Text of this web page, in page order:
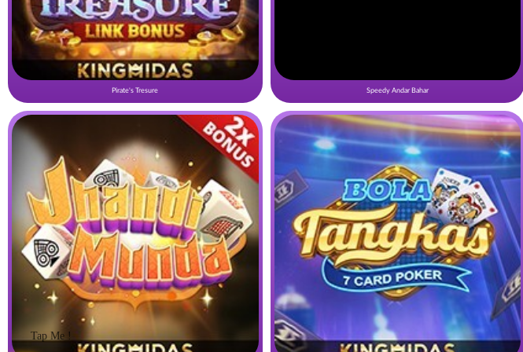
Tap Me !
Pirate's Tresure Speedy Andar Bahar